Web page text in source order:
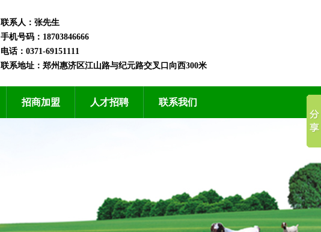
联系人：张先生
手机号码：18703846666
电话：0371-69151111
联系地址：郑州惠济区江山路与纪元路交叉口向西300米
招商加盟 人才招聘 联系我们